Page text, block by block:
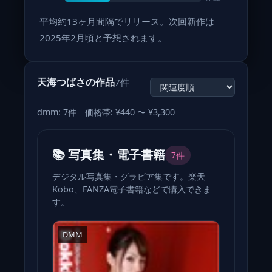
平均約13ヶ月間隔でリリース。次回新作は
2025年2月頃と予想されます。
天海つばさの作品7件
dmm: 7件 価格帯: ¥440 〜 ¥3,300
📚 写真集・電子書籍 7件
デジタル写真集・グラビア集です。楽天
Kobo、FANZA電子書籍などで購入できま
す。
DMM